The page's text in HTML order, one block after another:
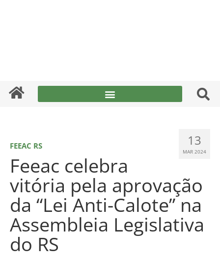
13
MAR 2024
FEEAC RS
Feeac celebra
vitória pela aprovação
da “Lei Anti-Calote” na
Assembleia Legislativa
do RS